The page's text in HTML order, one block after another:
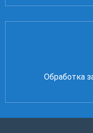
Обработка